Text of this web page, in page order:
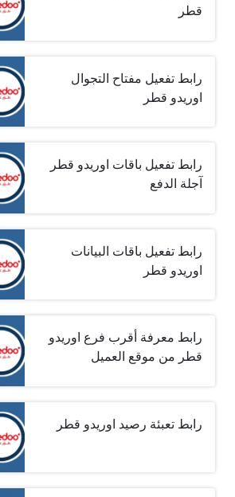
قطر
رابط تفعيل مفتاح التجوال
اوريدو قطر
رابط تفعيل باقات اوريدو قطر
آجلة الدفع
رابط تفعيل باقات البيانات
اوريدو قطر
رابط معرفة أقرب فرع اوريدو
قطر من موقع العميل
رابط تعبئة رصيد اوريدو قطر